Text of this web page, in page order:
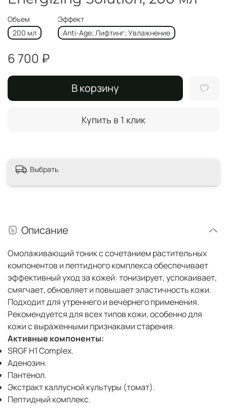
Объем
200 мл
Эффект
Anti-Age; Лифтинг; Увлажнение
6 700 ₽
В корзину
Купить в 1 клик
Выбрать
Описание
Омолаживающий тоник с сочетанием растительных
компонентов и пептидного комплекса обеспечивает
эффективный уход за кожей: тонизирует, успокаивает,
смягчает, обновляет и повышает эластичность кожи.
Подходит для утреннего и вечернего применения.
Рекомендуется для всех типов кожи, особенно для
кожи с выраженными признаками старения.
Активные компоненты:
SRGF H1 Complex.
Аденозин.
Пантенол.
Экстракт каллусной культуры (томат).
Пептидный комплекс.